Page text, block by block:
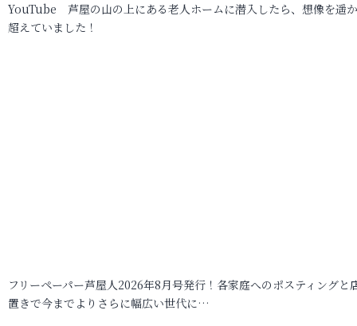
YouTube 芦屋の山の上にある老人ホームに潜入したら、想像を遥
超えていました！
フリーペーパー芦屋人2026年8月号発行！各家庭へのポスティングと
置きで今までよりさらに幅広い世代に…